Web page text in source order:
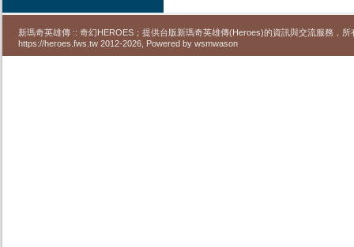
新瑪奇英雄傳 :: 奇幻HEROES；提供台版新瑪奇英雄傳(Heroes)的資訊與交流服務，
https://heroes.fws.tw 2012-2026, Powered by wsmwason